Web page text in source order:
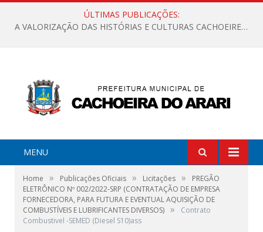
ÚLTIMAS PUBLICAÇÕES:
A VALORIZAÇÃO DAS HISTÓRIAS E CULTURAS CACHOEIRENSES
MENU
Home » Publicações Oficiais » Licitações »
PREGÃO
ELETRÔNICO Nº 002/2022-SRP (CONTRATAÇÃO DE EMPRESA
FORNECEDORA, PARA FUTURA E EVENTUAL AQUISIÇÃO DE
COMBUSTÍVEIS E LUBRIFICANTES DIVERSOS) »
Contrato
Combustivel -SEMED (Diesel S10)ass